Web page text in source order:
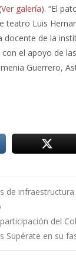
Ver galería). “El
teatro Luis
docente de la
el apoyo de
Guerrero,
de
del
Supérate en su